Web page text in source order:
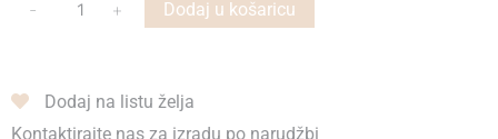
- + Dodaj u košaricu
Dodaj na listu želja
Kontaktirajte nas za izradu po narudžbi